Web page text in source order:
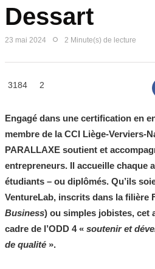
Dessart
23 mai 2024 2 Minute(s) de lecture
3184 2
Engagé dans une certification en
membre de la CCI Liège-Verviers-
PARALLAXE soutient et
entrepreneurs. Il accueille chaque
étudiants – ou diplômés. Qu’ils
VentureLab, inscrits dans la filière
Business) ou simples jobistes, cet
cadre de l’ODD 4 « soutenir et
de qualité ».